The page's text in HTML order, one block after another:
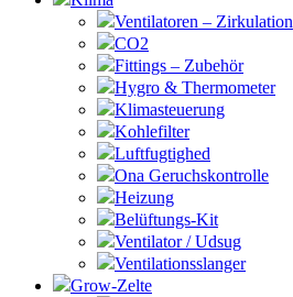
Ventilatoren – Zirkulation
CO2
Fittings – Zubehör
Hygro & Thermometer
Klimasteuerung
Kohlefilter
Luftfugtighed
Ona Geruchskontrolle
Heizung
Belüftungs-Kit
Ventilator / Udsug
Ventilationsslanger
Grow-Zelte